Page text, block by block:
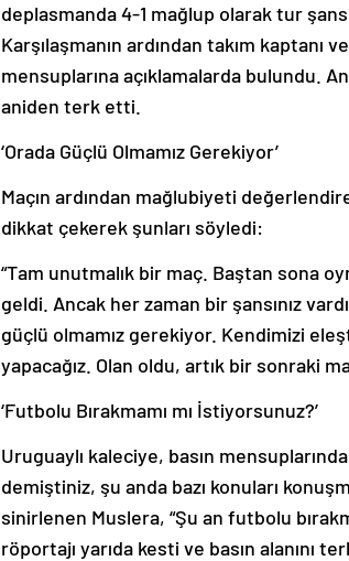
deplasmanda 4-1 mağlup olarak tur
Karşılaşmanın ardından takım kaptanı
mensuplarına açıklamalarda bulundu.
aniden terk etti.
‘Orada Güçlü Olmamız Gerekiyor’
Maçın ardından mağlubiyeti
dikkat çekerek şunları söyledi:
“Tam unutmalık bir maç. Baştan sona
geldi. Ancak her zaman bir şansınız
güçlü olmamız gerekiyor. Kendimizi
yapacağız. Olan oldu, artık bir sonraki
‘Futbolu Bırakmamı mı İstiyorsunuz?’
Uruguaylı kaleciye, basın
demiştiniz, şu anda bazı konuları
sinirlenen Muslera, “Şu an futbolu
röportajı yarıda kesti ve basın alanını